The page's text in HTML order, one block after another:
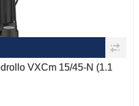
VXCm 15/45-N (1.1